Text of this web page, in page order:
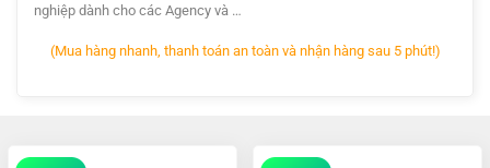
nghiệp dành cho các Agency và …
(Mua hàng nhanh, thanh toán an toàn và nhận hàng sau 5 phút!)